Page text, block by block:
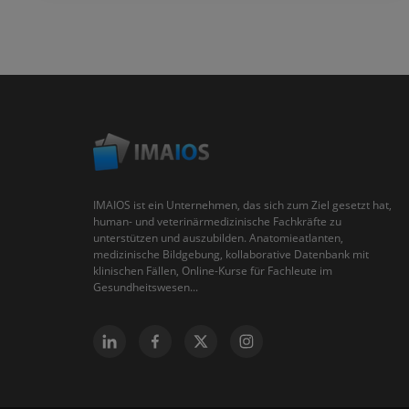
IMAIOS ist ein Unternehmen, das sich zum Ziel gesetzt hat,
human- und veterinärmedizinische Fachkräfte zu
unterstützen und auszubilden. Anatomieatlanten,
medizinische Bildgebung, kollaborative Datenbank mit
klinischen Fällen, Online-Kurse für Fachleute im
Gesundheitswesen...